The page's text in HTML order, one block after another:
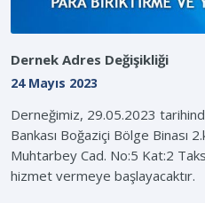
Dernek Adres Değişikliği
24 Mayıs 2023
Derneğimiz, 29.05.2023
Bankası Boğaziçi Bölge Binası
Muhtarbey Cad. No:5 Kat:2
hizmet vermeye başlayacaktır.